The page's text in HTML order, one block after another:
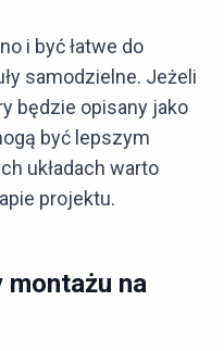
i być łatwe do
samodzielne. Jeżeli
będzie opisany jako
być lepszym
układach warto
projektu.
montażu na